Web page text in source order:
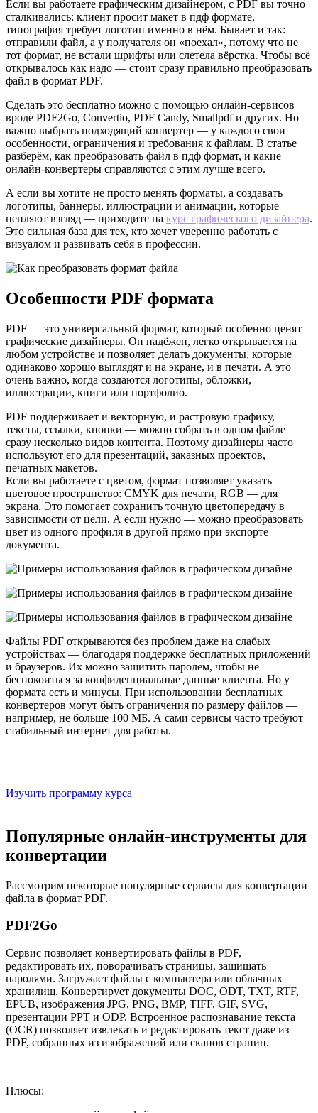
Если вы работаете графическим дизайнером, с PDF вы точно
сталкивались: клиент просит макет в пдф формате,
типография требует логотип именно в нём. Бывает и так:
отправили файл, а у получателя он «поехал», потому что не
тот формат, не встали шрифты или слетела вёрстка. Чтобы всё
открывалось как надо — стоит сразу правильно преобразовать
файл в формат PDF.
Сделать это бесплатно можно с помощью онлайн-сервисов
вроде PDF2Go, Convertio, PDF Candy, Smallpdf и других. Но
важно выбрать подходящий конвертер — у каждого свои
особенности, ограничения и требования к файлам. В статье
разберём, как преобразовать файл в пдф формат, и какие
онлайн-конвертеры справляются с этим лучше всего.
А если вы хотите не просто менять форматы, а создавать
логотипы, баннеры, иллюстрации и анимации, которые
цепляют взгляд — приходите на курс графического дизайнера.
Это сильная база для тех, кто хочет уверенно работать с
визуалом и развивать себя в профессии.
Особенности PDF формата
PDF — это универсальный формат, который особенно ценят
графические дизайнеры. Он надёжен, легко открывается на
любом устройстве и позволяет делать документы, которые
одинаково хорошо выглядят и на экране, и в печати. А это
очень важно, когда создаются логотипы, обложки,
иллюстрации, книги или портфолио.
PDF поддерживает и векторную, и растровую графику,
тексты, ссылки, кнопки — можно собрать в одном файле
сразу несколько видов контента. Поэтому дизайнеры часто
используют его для презентаций, заказных проектов,
печатных макетов.
Если вы работаете с цветом, формат позволяет указать
цветовое пространство: CMYK для печати, RGB — для
экрана. Это помогает сохранить точную цветопередачу в
зависимости от цели. А если нужно — можно преобразовать
цвет из одного профиля в другой прямо при экспорте
документа.
Файлы PDF открываются без проблем даже на слабых
устройствах — благодаря поддержке бесплатных приложений
и браузеров. Их можно защитить паролем, чтобы не
беспокоиться за конфиденциальные данные клиента. Но у
формата есть и минусы. При использовании бесплатных
конвертеров могут быть ограничения по размеру файлов —
например, не больше 100 МБ. А сами сервисы часто требуют
стабильный интернет для работы.
Изучить программу курса
Популярные онлайн-инструменты для
конвертации
Рассмотрим некоторые популярные сервисы для конвертации
файла в формат PDF.
PDF2Go
Сервис позволяет конвертировать файлы в PDF,
редактировать их, поворачивать страницы, защищать
паролями. Загружает файлы с компьютера или облачных
хранилищ. Конвертирует документы DOC, ODT, TXT, RTF,
EPUB, изображения JPG, PNG, BMP, TIFF, GIF, SVG,
презентации PPT и ODP. Встроенное распознавание текста
(OCR) позволяет извлекать и редактировать текст даже из
PDF, собранных из изображений или сканов страниц.
Плюсы: